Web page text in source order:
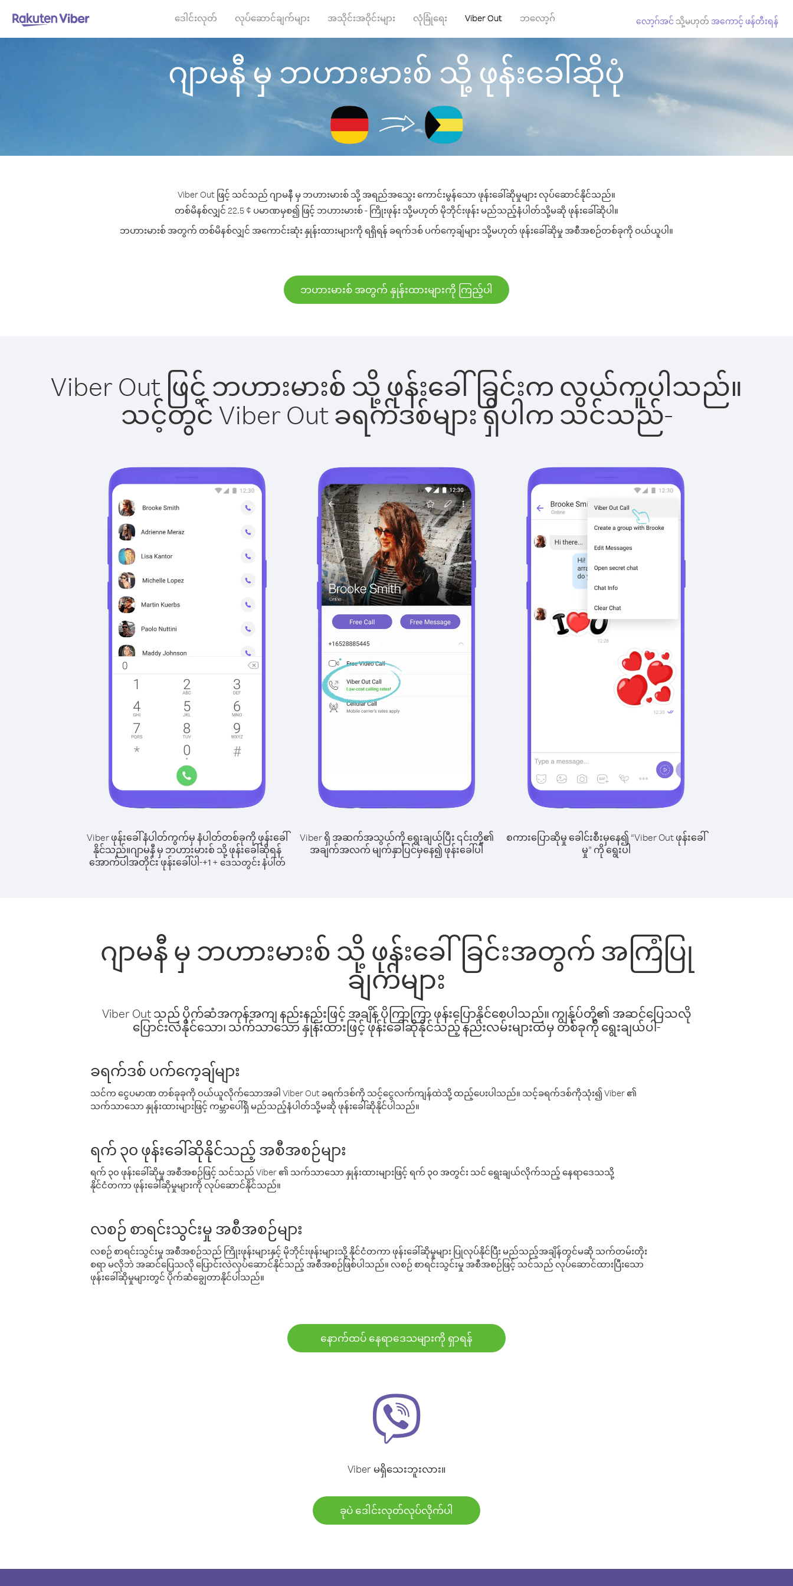
ဒေါင်းလုတ် လုပ်ဆောင်ချက်များ အသိုင်းအဝိုင်းများ လုံခြုံရေး Viber Out ဘလော့ဂ် လော့ဂ်အင် သို့မဟုတ် အကောင့် ဖန်တီးရန်
ဂျာမနီ မှ ဘဟားမားစ် သို့ ဖုန်းခေါ်ဆိုပုံ
Viber Out ဖြင့် သင်သည် ဂျာမနီ မှ ဘဟားမားစ် သို့ အရည်အသွေး ကောင်းမွန်သော ဖုန်းခေါ်ဆိုမှုများ လုပ်ဆောင်နိုင်သည်။
တစ်မိနစ်လျှင် 22.5 ¢ ပမာဏမှစ၍ ဖြင့် ဘဟားမားစ် - ကြိုးဖုန်း သို့မဟုတ် မိုဘိုင်းဖုန်း မည်သည့်နံပါတ်သို့မဆို ဖုန်းခေါ်ဆိုပါ။
ဘဟားမားစ် အတွက် တစ်မိနစ်လျှင် အကောင်းဆုံး နှုန်းထားများကို ရရှိရန် ခရက်ဒစ် ပက်ကေ့ချ်များ သို့မဟုတ် ဖုန်းခေါ်ဆိုမှု အစီအစဉ်တစ်ခုကို ဝယ်ယူပါ။
ဘဟားမားစ် အတွက် နှုန်းထားများကို ကြည့်ပါ
Viber Out ဖြင့် ဘဟားမားစ် သို့ ဖုန်းခေါ်ခြင်းက လွယ်ကူပါသည်။
သင့်တွင် Viber Out ခရက်ဒစ်များ ရှိပါက သင်သည်-
Viber ဖုန်းခေါ်နံပါတ်ကွက်မှ နံပါတ်တစ်ခုကို ဖုန်းခေါ်
နိုင်သည်။ဂျာမနီ မှ ဘဟားမားစ် သို့ ဖုန်းခေါ်ဆိုရန်
အောက်ပါအတိုင်း ဖုန်းခေါ်ပါ-+1+ ဒေသတွင်း နံပါတ်
Viber ရှိ အဆက်အသွယ်ကို ရွေးချယ်ပြီး ၎င်းတို့၏
အချက်အလက် မျက်နှာပြင်မှနေ၍ ဖုန်းခေါ်ပါ
စကားပြောဆိုမှု ခေါင်းစီးမှနေ၍ “Viber Out ဖုန်းခေါ်
မှု” ကို ရွေးပါ
ဂျာမနီ မှ ဘဟားမားစ် သို့ ဖုန်းခေါ်ခြင်းအတွက် အကြံပြု
ချက်များ
Viber Out သည် ပိုက်ဆံအကုန်အကျ နည်းနည်းဖြင့် အချိန် ပိုကြာကြာ ဖုန်းပြောနိုင်စေပါသည်။ ကျွန်ုပ်တို့၏ အဆင်ပြေသလို
ပြောင်းလဲနိုင်သော၊ သက်သာသော နှုန်းထားဖြင့် ဖုန်းခေါ်ဆိုနိုင်သည့် နည်းလမ်းများထဲမှ တစ်ခုကို ရွေးချယ်ပါ-
ခရက်ဒစ် ပက်ကေ့ချ်များ
သင်က ငွေပမာဏ တစ်ခုခုကို ဝယ်ယူလိုက်သောအခါ Viber Out ခရက်ဒစ်ကို သင့်ငွေလက်ကျန်ထဲသို့ ထည့်ပေးပါသည်။ သင့်ခရက်ဒစ်ကိုသုံး၍ Viber ၏
သက်သာသော နှုန်းထားများဖြင့် ကမ္ဘာပေါ်ရှိ မည်သည့်နံပါတ်သို့မဆို ဖုန်းခေါ်ဆိုနိုင်ပါသည်။
ရက် ၃၀ ဖုန်းခေါ်ဆိုနိုင်သည့် အစီအစဉ်များ
ရက် ၃၀ ဖုန်းခေါ်ဆိုမှု အစီအစဉ်ဖြင့် သင်သည် Viber ၏ သက်သာသော နှုန်းထားများဖြင့် ရက် ၃၀ အတွင်း သင် ရွေးချယ်လိုက်သည့် နေရာဒေသသို့
နိုင်ငံတကာ ဖုန်းခေါ်ဆိုမှုများကို လုပ်ဆောင်နိုင်သည်။
လစဉ် စာရင်းသွင်းမှု အစီအစဉ်များ
လစဉ် စာရင်းသွင်းမှု အစီအစဉ်သည် ကြိုးဖုန်းများနှင့် မိုဘိုင်းဖုန်းများသို့ နိုင်ငံတကာ ဖုန်းခေါ်ဆိုမှုများ ပြုလုပ်နိုင်ပြီး မည်သည့်အချိန်တွင်မဆို သက်တမ်းတိုး
စရာ မလိုဘဲ အဆင်ပြေသလို ပြောင်းလဲလုပ်ဆောင်နိုင်သည့် အစီအစဉ်ဖြစ်ပါသည်။ လစဉ် စာရင်းသွင်းမှု အစီအစဉ်ဖြင့် သင်သည် လုပ်ဆောင်ထားပြီးသော
ဖုန်းခေါ်ဆိုမှုများတွင် ပိုက်ဆံချွေတာနိုင်ပါသည်။
နောက်ထပ် နေရာဒေသများကို ရှာရန်
Viber မရှိသေးဘူးလား။
ခုပဲ ဒေါင်းလုတ်လုပ်လိုက်ပါ